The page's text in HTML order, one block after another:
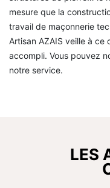
mesure que la
travail de maçonnerie
Artisan AZAIS veille à
accompli. Vous pouvez
notre service.
LES